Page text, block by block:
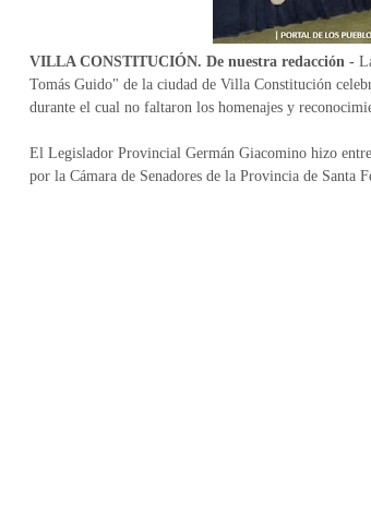
VILLA CONSTITUCIÓN. De nuestra redacción -
Tomás Guido" de la ciudad de Villa Constitución
durante el cual no faltaron los homenajes y
El Legislador Provincial Germán Giacomino hizo
por la Cámara de Senadores de la Provincia de Santa